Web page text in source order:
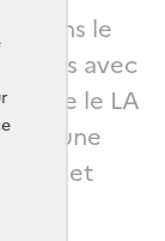
dans le
avec
le LA
une
font et